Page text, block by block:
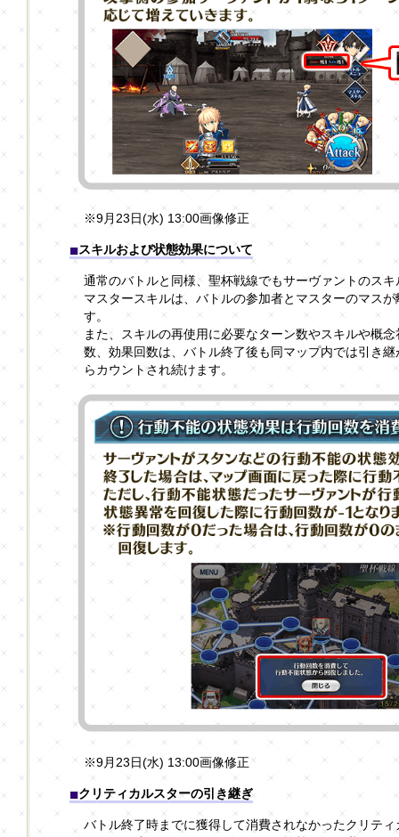
※9月23日(水) 13:00画像修正
スキルおよび状態効果について
通常のバトルと同様、聖杯戦線でもサーヴァントのス
マスタースキルは、バトルの参加者とマスターのマス
す。
また、スキルの再使用に必要なターン数やスキルや概
数、効果回数は、バトル終了後も同マップ内では引き
らカウントされ続けます。
※9月23日(水) 13:00画像修正
クリティカルスターの引き継ぎ
バトル終了時までに獲得して消費されなかったクリテ